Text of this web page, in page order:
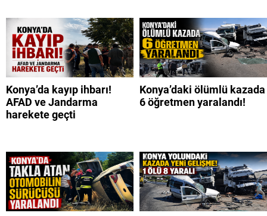
Konya’da kayıp ihbarı!
AFAD ve Jandarma
harekete geçti
Konya’daki ölümlü kazada
6 öğretmen yaralandı!